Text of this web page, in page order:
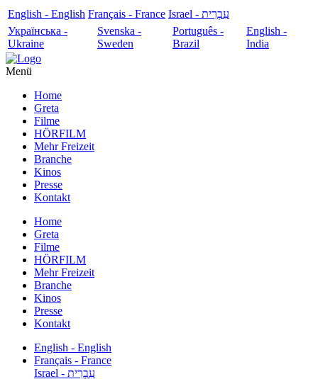
English - English Français - France
עִבְרִית - Israel
Українська -
Ukraine
Svenska -
Sweden
Português -
Brazil
English -
India
Menü
Home
Greta
Filme
HÖRFILM
Mehr Freizeit
Branche
Kinos
Presse
Kontakt
Home
Greta
Filme
HÖRFILM
Mehr Freizeit
Branche
Kinos
Presse
Kontakt
English - English
Français - France
עִבְרִית - Israel